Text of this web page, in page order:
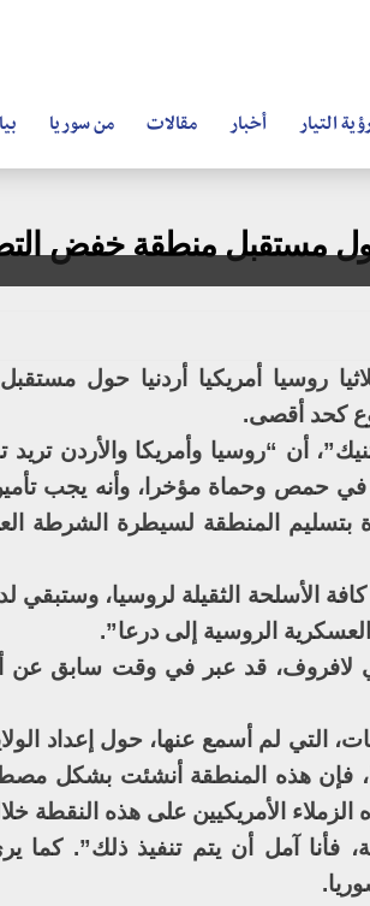
التيار أخبار مقالات من سوريا
مستقبل منطقة خفض
روسيا أمريكيا أردنيا حول
كحد أقصى.
أن “روسيا وأمريكا والأردن
في حمص وحماة مؤخرا، وأنه يجب
بتسليم المنطقة لسيطرة الشرطة
الأسلحة الثقيلة لروسيا، وستبقي
الروسية إلى درعا”.
لافروف، قد عبر في وقت سابق عن
التي لم أسمع عنها، حول إعداد
فإن هذه المنطقة أنشئت بشكل
الزملاء الأمريكيين على هذه النقطة
فأنا آمل أن يتم تنفيذ ذلك”. كما